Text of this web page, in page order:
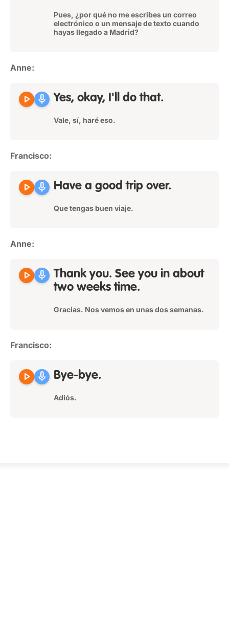
Pues, ¿por qué no me escribes un correo
electrónico o un mensaje de texto cuando
hayas llegado a Madrid?
Anne:
play_arrow mic Yes, okay, I'll do that.
Vale, sí, haré eso.
Francisco:
play_arrow mic Have a good trip over.
Que tengas buen viaje.
Anne:
play_arrow mic Thank you. See you in about
two weeks time.
Gracias. Nos vemos en unas dos semanas.
Francisco:
play_arrow mic Bye-bye.
Adiós.